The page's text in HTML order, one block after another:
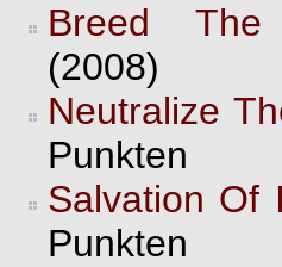
Breed The
(2008)
Neutralize
Punkten
Salvation Of
Punkten